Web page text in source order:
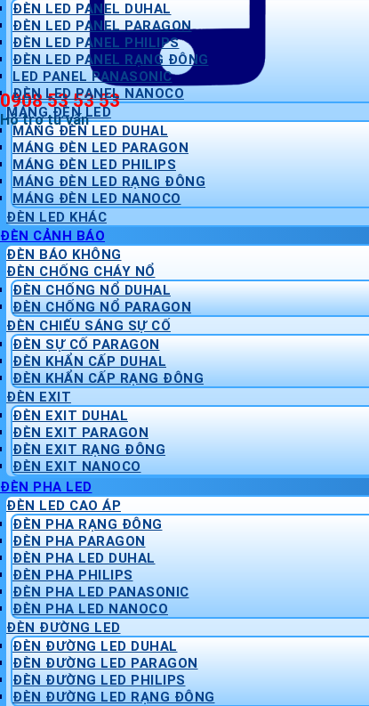
0908 53 53 53
Hỗ trợ tư vấn
ĐÈN LED PANEL DUHAL
ĐÈN LED PANEL PARAGON
ĐÈN LED PANEL PHILIPS
ĐÈN LED PANEL RẠNG ĐÔNG
LED PANEL PANASONIC
ĐÈN LED PANEL NANOCO
MÁNG ĐÈN LED
MÁNG ĐÈN LED DUHAL
MÁNG ĐÈN LED PARAGON
MÁNG ĐÈN LED PHILIPS
MÁNG ĐÈN LED RẠNG ĐÔNG
MÁNG ĐÈN LED NANOCO
ĐÈN LED KHÁC
ĐÈN CẢNH BÁO
ĐÈN BÁO KHÔNG
ĐÈN CHỐNG CHÁY NỔ
ĐÈN CHỐNG NỔ DUHAL
ĐÈN CHỐNG NỔ PARAGON
ĐÈN CHIẾU SÁNG SỰ CỐ
ĐÈN SỰ CỐ PARAGON
ĐÈN KHẨN CẤP DUHAL
ĐÈN KHẨN CẤP RẠNG ĐÔNG
ĐÈN EXIT
ĐÈN EXIT DUHAL
ĐÈN EXIT PARAGON
ĐÈN EXIT RẠNG ĐÔNG
ĐÈN EXIT NANOCO
ĐÈN PHA LED
ĐÈN LED CAO ÁP
ĐÈN PHA RẠNG ĐÔNG
ĐÈN PHA PARAGON
ĐÈN PHA LED DUHAL
ĐÈN PHA PHILIPS
ĐÈN PHA LED PANASONIC
ĐÈN PHA LED NANOCO
ĐÈN ĐƯỜNG LED
ĐÈN ĐƯỜNG LED DUHAL
ĐÈN ĐƯỜNG LED PARAGON
ĐÈN ĐƯỜNG LED PHILIPS
ĐÈN ĐƯỜNG LED RẠNG ĐÔNG